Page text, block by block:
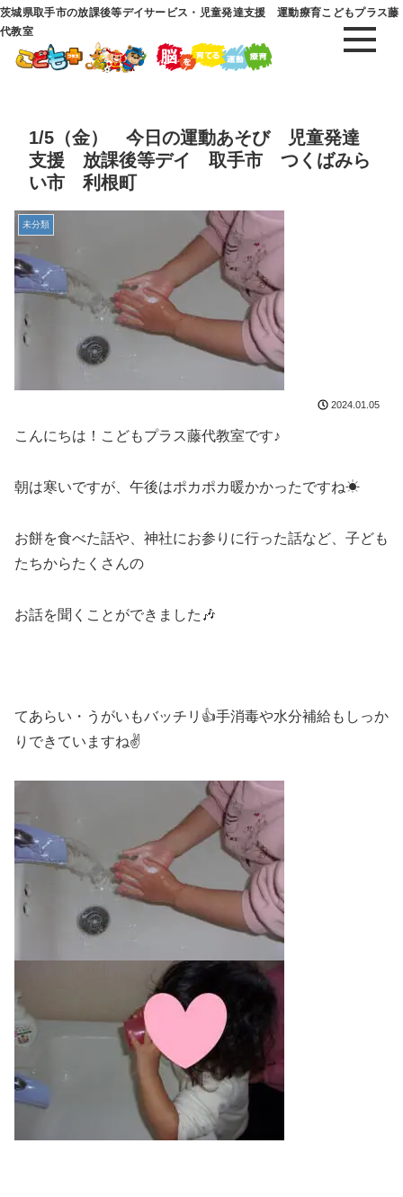
茨城県取手市の放課後等デイサービス・児童発達支援 運動療育こどもプラス藤
代教室
1/5（金） 今日の運動あそび 児童発達
支援 放課後等デイ 取手市 つくばみら
い市 利根町
未分類
2024.01.05
こんにちは！こどもプラス藤代教室です♪
朝は寒いですが、午後はポカポカ暖かかったですね☀
お餅を食べた話や、神社にお参りに行った話など、子ども
たちからたくさんの
お話を聞くことができました🎶
てあらい・うがいもバッチリ👍手消毒や水分補給もしっか
りできていますね✌